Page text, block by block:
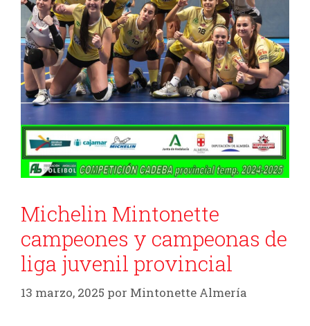
Michelin Mintonette
campeones y campeonas de
liga juvenil provincial
13 marzo, 2025 por Mintonette Almería